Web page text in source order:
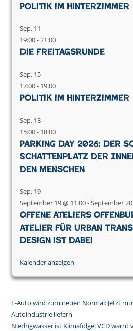
Politik im Hinterzimmer
Sep. 11
19:00-21:00
Die Freitagsrunde
Sep. 15
17:00- 19:00
Politik im Hinterzimmer
Sep. 18
15:00- 18:00
Parking Day 2026: Der
Schattenplatz der
den Menschen
Sep. 19
September 19 @ 11:00-September
Offene Ateliers
Atelier für Urban
Design ist dabei
Kalender anzeigen
E-Auto wird zum neuen Normal: Jetzt
Autoindustrie liefern
Niedrigwasser ist Klimafolge: VCD warnt